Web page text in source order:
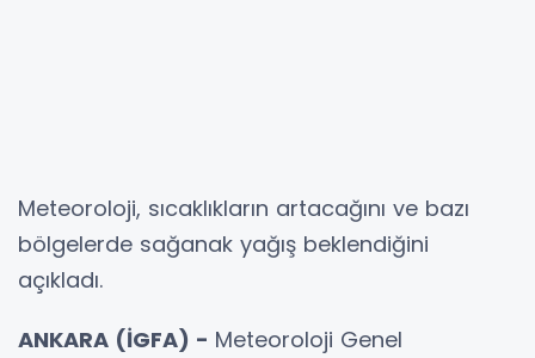
Meteoroloji, sıcaklıkların artacağını ve bazı
bölgelerde sağanak yağış beklendiğini
açıkladı.
ANKARA (İGFA) - Meteoroloji Genel